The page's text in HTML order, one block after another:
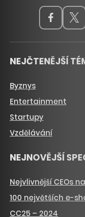
NEJČTENĚJŠÍ
Byznys
Entertainment
Startupy
Vzdělávání
NEJNOVĚJŠÍ
Nejvlivnější CEOs
100 největších e-
CC25 – 2024